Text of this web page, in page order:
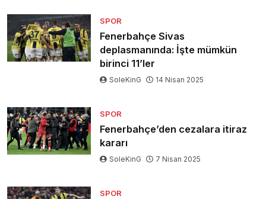
SPOR
Fenerbahçe Sivas
deplasmanında: İşte mümkün
birinci 11’ler
SoleKinG 14 Nisan 2025
SPOR
Fenerbahçe’den cezalara itiraz
kararı
SoleKinG 7 Nisan 2025
SPOR